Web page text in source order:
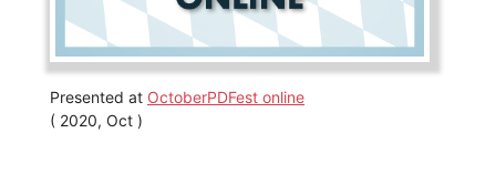
Presented at OctoberPDFest online
( 2020, Oct )